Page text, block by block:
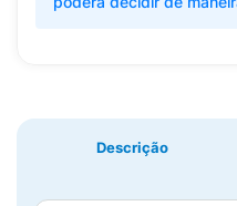
Descrição